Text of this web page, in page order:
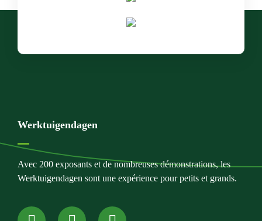
Werktuigendagen
Avec 200 exposants et de nombreuses démonstrations, les
Werktuigendagen sont une expérience pour petits et grands.